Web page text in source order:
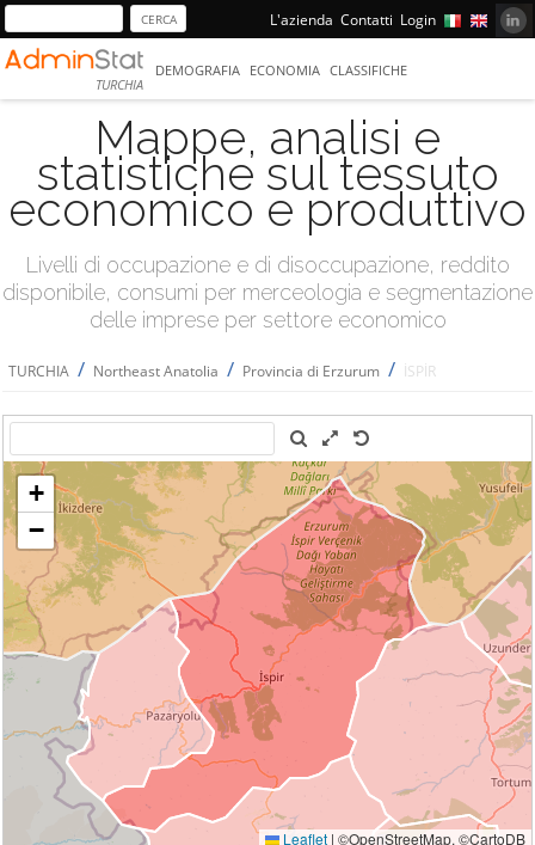
L'azienda Contatti Login
TURCHIA
DEMOGRAFIA ECONOMIA CLASSIFICHE
Mappe, analisi e
statistiche sul tessuto
economico e produttivo
Livelli di occupazione e di disoccupazione, reddito
disponibile, consumi per merceologia e segmentazione
delle imprese per settore economico
TURCHIA / Northeast Anatolia / Provincia di Erzurum / İSPİR